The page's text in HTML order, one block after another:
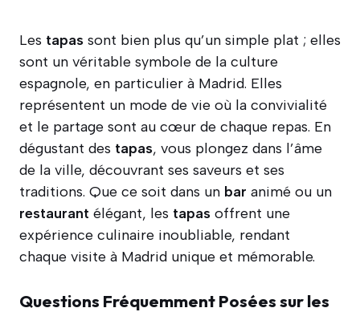
Les tapas sont bien plus qu’un simple plat ; elles
sont un véritable symbole de la culture
espagnole, en particulier à Madrid. Elles
représentent un mode de vie où la convivialité
et le partage sont au cœur de chaque repas. En
dégustant des tapas, vous plongez dans l’âme
de la ville, découvrant ses saveurs et ses
traditions. Que ce soit dans un bar animé ou un
restaurant élégant, les tapas offrent une
expérience culinaire inoubliable, rendant
chaque visite à Madrid unique et mémorable.
Questions Fréquemment Posées sur les